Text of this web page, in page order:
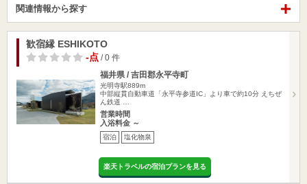
関連情報から探す
歓宿縁 ESHIKOTO
-点 / 0 件
福井県 / 吉田郡永平寺町
光明寺駅889m
中部縦貫自動車道「永平寺参道IC」より車で約10分 えちぜ
ん鉄道 …
営業時間
入浴料金 ～
宿泊 塩化物泉
楽天トラベルの宿泊プランを見る